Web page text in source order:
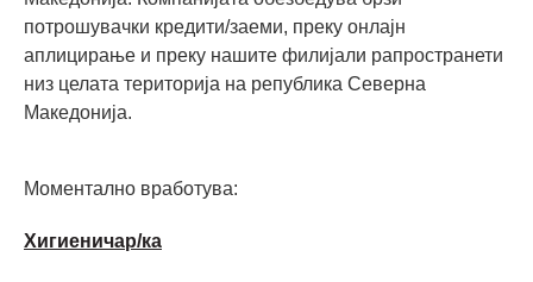
потрошувачки кредити/заеми, преку онлајн
аплицирање и преку нашите филијали рапространети
низ целата територија на република Северна
Македонија.
Моментално вработува:
Хигиеничар/ка